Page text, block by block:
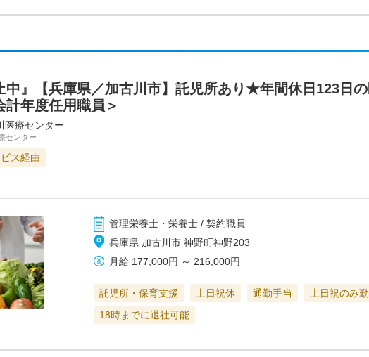
中』【兵庫県／加古川市】託児所あり★年間休日123日
計年度任用職員＞
医療センター
センター
ス経由
管理栄養士・栄養士 / 契約職員
兵庫県 加古川市 神野町神野203
月給 177,000円 ～ 216,000円
託児所・保育支援 土日祝休 通勤手当
土日祝のみ
18時までに退社可能